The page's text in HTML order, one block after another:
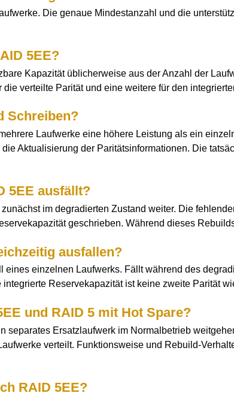
Die genaue Mindestanzahl und die
5EE?
Kapazität üblicherweise aus der Anzahl der
verteilte Parität und eine weitere für den
Schreiben?
Laufwerke eine höhere Leistung als ein
Aktualisierung der Paritätsinformationen. Die
5EE ausfällt?
im degradierten Zustand weiter. Die
geschrieben. Während dieses
ausfallen?
eines einzelnen Laufwerks. Fällt während des
Reservekapazität ist keine zweite Parität
und RAID 5 mit Hot Spare?
separates Ersatzlaufwerk im Normalbetrieb
verteilt. Funktionsweise und Rebuild-
RAID 5EE?